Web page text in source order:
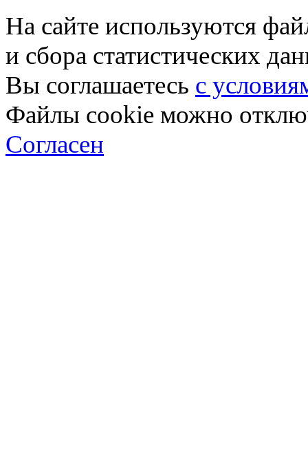
На сайте используются
и сбора статистических
Вы соглашаетесь с
Файлы cookie можно
Согласен